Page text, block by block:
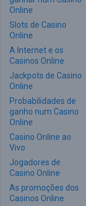
Online
Slots de Casino
Online
A Internet e os
Casinos Online
Jackpots de Casino
Online
Probabilidades de
ganho num Casino
Online
Casino Online ao
Vivo
Jogadores de
Casino Online
As promoções dos
Casinos Online